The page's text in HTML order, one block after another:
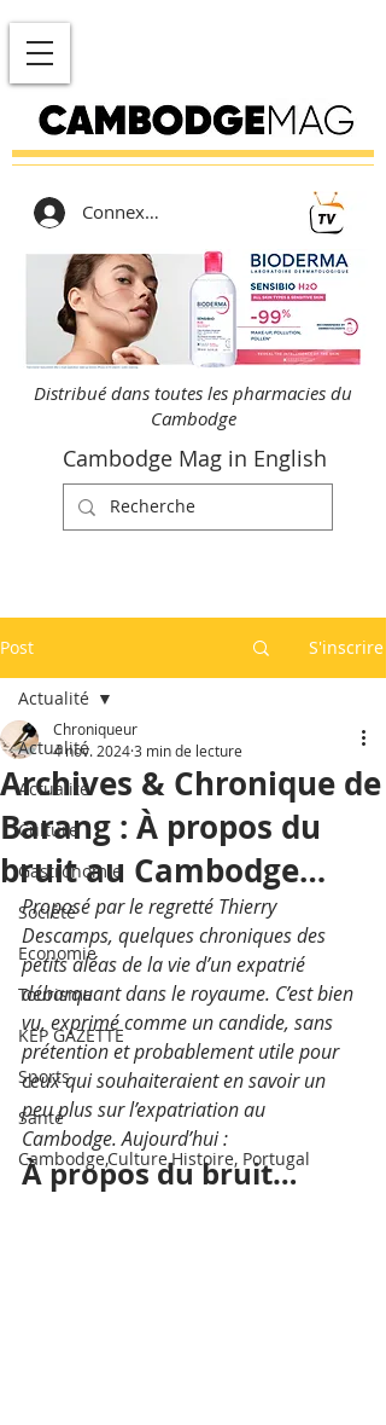
Connexion
Distribué dans toutes les pharmacies du
Cambodge
Cambodge Mag in English
Post S'inscrire
Actualité
Actualité
Culture
Gastronomie
Société
Economie
Tourisme
KEP GAZETTE
Sports
Santé
Cambodge,Culture,Histoire, Portugal
Actualité
Archives & Chronique de
Barang : À propos du
bruit au Cambodge…
Chroniqueur
4 nov. 20243 min de lecture
Proposé par le regretté Thierry
Descamps, quelques chroniques des
petits aléas de la vie d’un expatrié
débarquant dans le royaume. C’est bien
vu, exprimé comme un candide, sans
prétention et probablement utile pour
ceux qui souhaiteraient en savoir un
peu plus sur l’expatriation au
Cambodge. Aujourd’hui :
À propos du bruit…